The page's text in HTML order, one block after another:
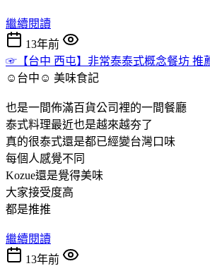
繼續閱讀
13年前
☞【台中 西屯】非常泰泰式概念餐坊 推
☺台中☺ 美味食記
也是一間佈滿百貨公司裡的一間餐廳
泰式料理最近也是越來越夯了
真的很泰式還是都已經變台灣口味
每個人感覺不同
Kozue還是覺得美味
大家接受度高
都是推推
繼續閱讀
13年前